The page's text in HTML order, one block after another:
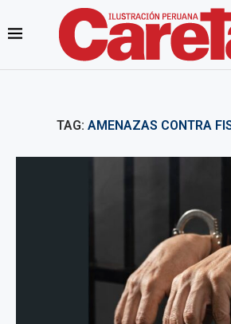
TAG: AMENAZAS CONTRA